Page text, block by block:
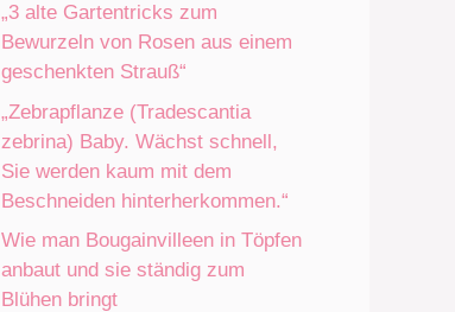
„3 alte Gartentricks zum
Bewurzeln von Rosen aus einem
geschenkten Strauß“
„Zebrapflanze (Tradescantia
zebrina) Baby. Wächst schnell,
Sie werden kaum mit dem
Beschneiden hinterherkommen.“
Wie man Bougainvilleen in Töpfen
anbaut und sie ständig zum
Blühen bringt